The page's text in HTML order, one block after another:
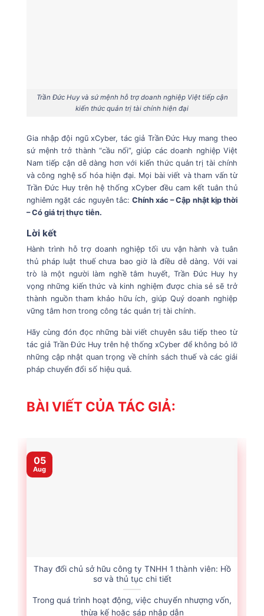
Trần Đức Huy và sứ mệnh hỗ trợ doanh nghiệp Việt tiếp cận
kiến thức quản trị tài chính hiện đại
Gia nhập đội ngũ xCyber, tác giả Trần Đức Huy mang theo
sứ mệnh trở thành “cầu nối”, giúp các doanh nghiệp Việt
Nam tiếp cận dễ dàng hơn với kiến thức quản trị tài chính
và công nghệ số hóa hiện đại. Mọi bài viết và tham vấn từ
Trần Đức Huy trên hệ thống xCyber đều cam kết tuân thủ
nghiêm ngặt các nguyên tắc: Chính xác – Cập nhật kịp thời
– Có giá trị thực tiễn.
Lời kết
Hành trình hỗ trợ doanh nghiệp tối ưu vận hành và tuân
thủ pháp luật thuế chưa bao giờ là điều dễ dàng. Với vai
trò là một người làm nghề tâm huyết, Trần Đức Huy hy
vọng những kiến thức và kinh nghiệm được chia sẻ sẽ trở
thành nguồn tham khảo hữu ích, giúp Quý doanh nghiệp
vững tâm hơn trong công tác quản trị tài chính.
Hãy cùng đón đọc những bài viết chuyên sâu tiếp theo từ
tác giả Trần Đức Huy trên hệ thống xCyber để không bỏ lỡ
những cập nhật quan trọng về chính sách thuế và các giải
pháp chuyển đổi số hiệu quả.
BÀI VIẾT CỦA TÁC GIẢ:
Thay đổi chủ sở hữu công ty TNHH 1 thành viên: Hồ
sơ và thủ tục chi tiết
Trong quá trình hoạt động, việc chuyển nhượng vốn,
thừa kế hoặc sáp nhập dẫn
05
Aug